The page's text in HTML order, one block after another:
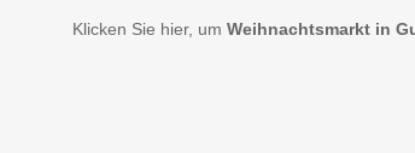
Klicken Sie hier, um Weihnachtsmarkt in